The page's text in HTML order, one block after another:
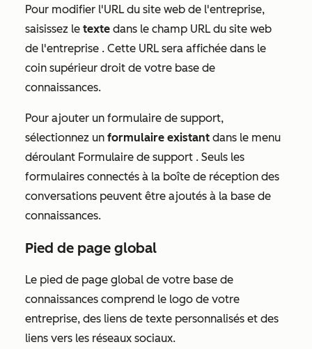
Pour modifier l'URL du site web de l'entreprise,
saisissez le texte dans le champ URL du site web
de l'entreprise . Cette URL sera affichée dans le
coin supérieur droit de votre base de
connaissances.
Pour ajouter un formulaire de support,
sélectionnez un formulaire existant dans le menu
déroulant Formulaire de support . Seuls les
formulaires connectés à la boîte de réception des
conversations peuvent être ajoutés à la base de
connaissances.
Pied de page global
Le pied de page global de votre base de
connaissances comprend le logo de votre
entreprise, des liens de texte personnalisés et des
liens vers les réseaux sociaux.